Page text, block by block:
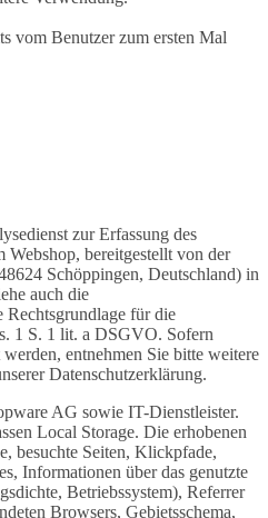
vom Benutzer zum ersten Mal
zur Erfassung des
Webshop, bereitgestellt von der
Schöppingen, Deutschland) in
auch die
für die
1 S. 1 lit. a DSGVO. Sofern
entnehmen Sie bitte weitere
Datenschutzerklärung.
AG sowie IT-Dienstleister.
Local Storage. Die erhobenen
besuchte Seiten, Klickpfade,
Informationen über das genutzte
Betriebssystem), Referrer
Browsers, Gebietsschema,